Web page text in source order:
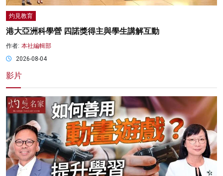
灼見教育
港大亞洲科學營 四諾獎得主與學生講解互動
作者: 本社編輯部
2026-08-04
影片